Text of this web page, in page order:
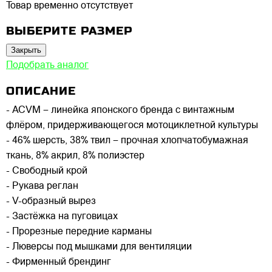
Товар временно отсутствует
ВЫБЕРИТЕ РАЗМЕР
Закрыть
Подобрать аналог
ОПИСАНИЕ
- ACVM – линейка японского бренда с винтажным
флёром, придерживающегося мотоциклетной культуры
- 46% шерсть, 38% твил – прочная хлопчатобумажная
ткань, 8% акрил, 8% полиэстер
- Свободный крой
- Рукава реглан
- V-образный вырез
- Застёжка на пуговицах
- Прорезные передние карманы
- Люверсы под мышками для вентиляции
- Фирменный брендинг